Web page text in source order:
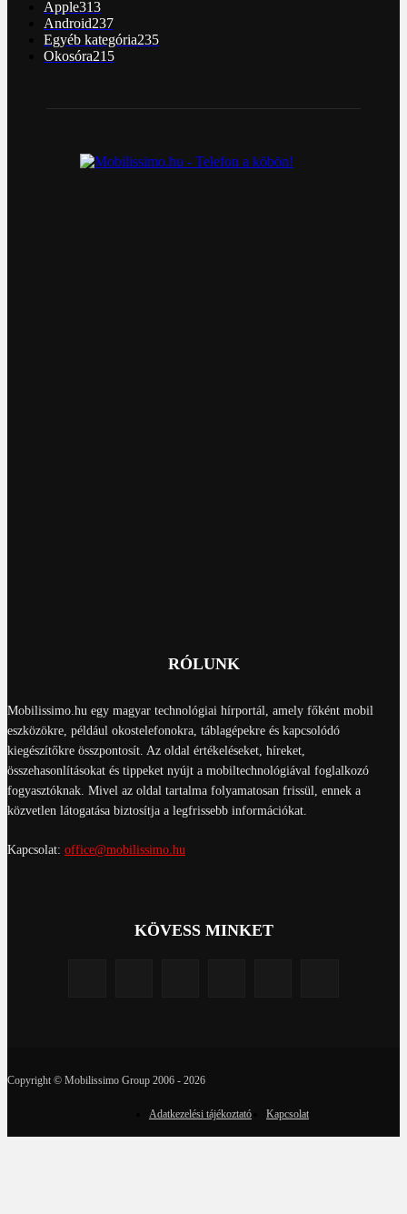
Apple313
Android237
Egyéb kategória235
Okosóra215
RÓLUNK
Mobilissimo.hu egy magyar technológiai hírportál, amely főként mobil
eszközökre, például okostelefonokra, táblagépekre és kapcsolódó
kiegészítőkre összpontosít. Az oldal értékeléseket, híreket,
összehasonlításokat és tippeket nyújt a mobiltechnológiával foglalkozó
fogyasztóknak. Mivel az oldal tartalma folyamatosan frissül, ennek a
közvetlen látogatása biztosítja a legfrissebb információkat.
Kapcsolat: office@mobilissimo.hu
KÖVESS MINKET
Copyright © Mobilissimo Group 2006 - 2026
Adatkezelési tájékoztató Kapcsolat